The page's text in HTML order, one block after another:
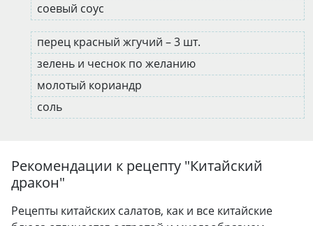
соевый соус
перец красный жгучий – 3 шт.
зелень и чеснок по желанию
молотый кориандр
соль
Рекомендации к рецепту "Китайский
дракон"
Рецепты китайских салатов, как и все китайские